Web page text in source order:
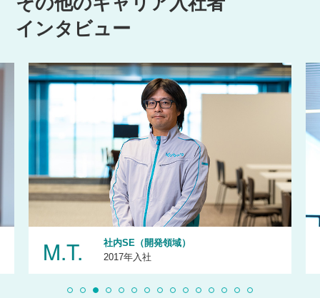
インタビュー
M.T.
社内SE（開発領域）
2017年入社